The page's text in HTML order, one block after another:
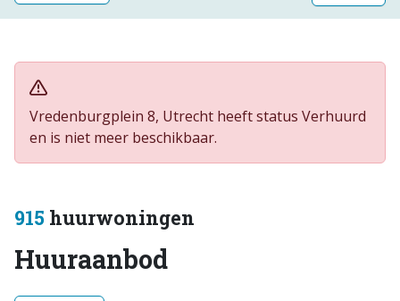
Vredenburgplein 8, Utrecht heeft status Verhuurd
en is niet meer beschikbaar.
915 huurwoningen
Huuraanbod